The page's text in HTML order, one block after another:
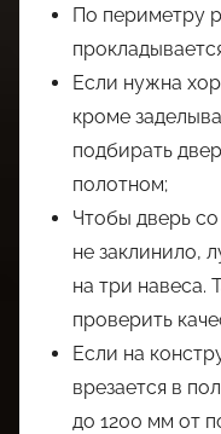
По периметру
Если нужна
кроме
подбирать
полотном;
Чтобы дверь
не заклинило,
на три навеса.
проверить
Если на
врезается в
до 1200 мм от